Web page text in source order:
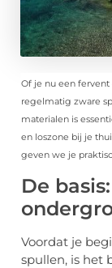
Of je nu een
regelmatig zware
materialen is
en loszone bij je
geven we je
De
Voordat je
spullen, is het